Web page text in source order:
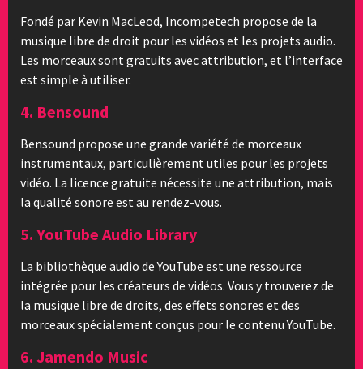
Fondé par Kevin MacLeod, Incompetech propose de la
musique libre de droit pour les vidéos et les projets audio.
Les morceaux sont gratuits avec attribution, et l’interface
est simple à utiliser.
4. Bensound
Bensound propose une grande variété de morceaux
instrumentaux, particulièrement utiles pour les projets
vidéo. La licence gratuite nécessite une attribution, mais
la qualité sonore est au rendez-vous.
5. YouTube Audio Library
La bibliothèque audio de YouTube est une ressource
intégrée pour les créateurs de vidéos. Vous y trouverez de
la musique libre de droits, des effets sonores et des
morceaux spécialement conçus pour le contenu YouTube.
6. Jamendo Music